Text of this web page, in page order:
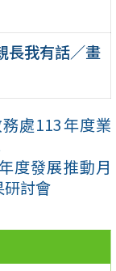
長我有話／畫
處113年度業
度發展推動月
討會